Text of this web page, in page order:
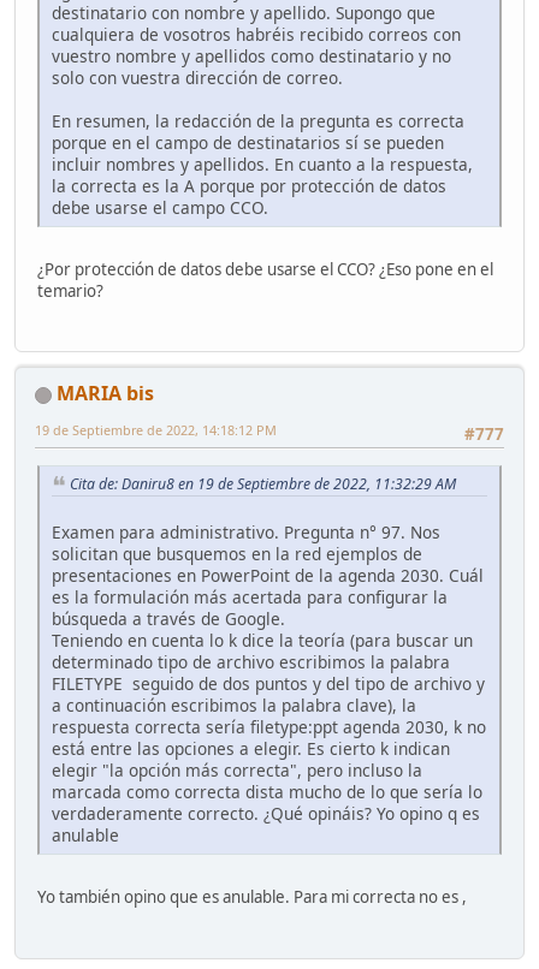
destinatario con nombre y apellido. Supongo que
cualquiera de vosotros habréis recibido correos con
vuestro nombre y apellidos como destinatario y no
solo con vuestra dirección de correo.
En resumen, la redacción de la pregunta es correcta
porque en el campo de destinatarios sí se pueden
incluir nombres y apellidos. En cuanto a la respuesta,
la correcta es la A porque por protección de datos
debe usarse el campo CCO.
¿Por protección de datos debe usarse el CCO? ¿Eso pone en el
temario?
MARIA bis
#777
19 de Septiembre de 2022, 14:18:12 PM
Cita de: Daniru8 en 19 de Septiembre de 2022, 11:32:29 AM
Examen para administrativo. Pregunta n° 97. Nos
solicitan que busquemos en la red ejemplos de
presentaciones en PowerPoint de la agenda 2030. Cuál
es la formulación más acertada para configurar la
búsqueda a través de Google.
Teniendo en cuenta lo k dice la teoría (para buscar un
determinado tipo de archivo escribimos la palabra
FILETYPE seguido de dos puntos y del tipo de archivo y
a continuación escribimos la palabra clave), la
respuesta correcta sería filetype:ppt agenda 2030, k no
está entre las opciones a elegir. Es cierto k indican
elegir "la opción más correcta", pero incluso la
marcada como correcta dista mucho de lo que sería lo
verdaderamente correcto. ¿Qué opináis? Yo opino q es
anulable
Yo también opino que es anulable. Para mi correcta no es ,